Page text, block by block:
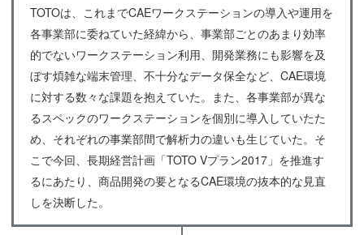
TOTOは、これまでCAEワークステーションの導入や運用を
各事業部に委ねていた経緯から、事業部ごとのあまり効率
的でないワークステーション利用、開発業務にも影響を及
ぼす煩雑な端末管理、不十分なデータ保全など、CAE環境
に対する数々な課題を抱えていた。また、各事業部が異な
るスペックのワークステーションを個別に導入していたた
め、それぞれの事業部間で解析力の違いも生じていた。そ
こで今回、長期経営計画「TOTO Vプラン2017」を推進す
るにあたり、商品開発の要となるCAE環境の抜本的な見直
しを決断した。